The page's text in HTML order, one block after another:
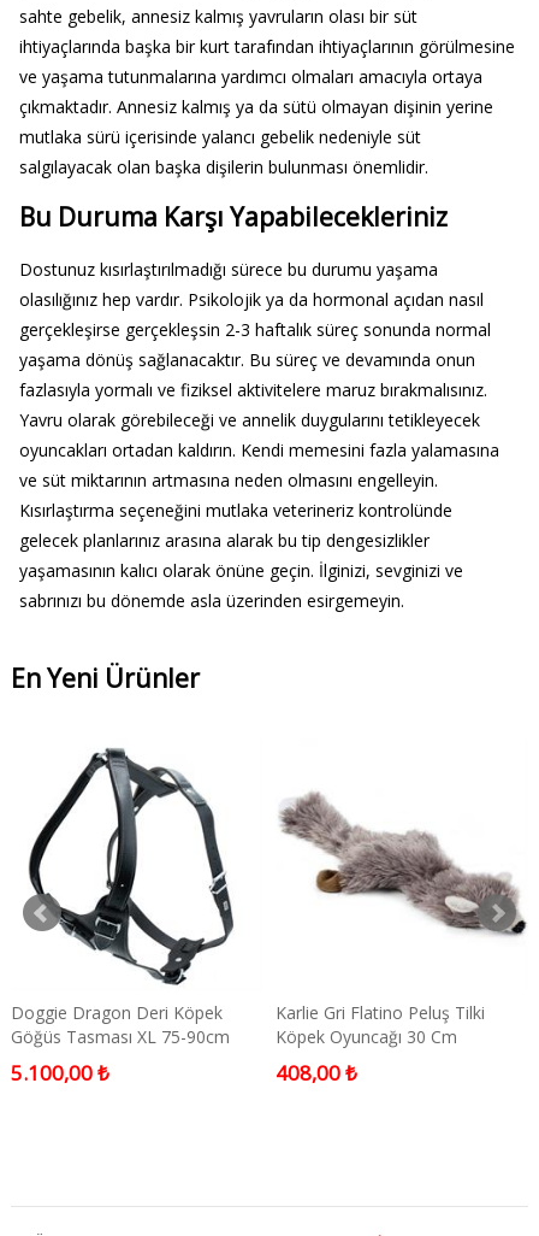
sahte gebelik, annesiz kalmış yavruların olası bir süt
ihtiyaçlarında başka bir kurt tarafından ihtiyaçlarının görülmesine
ve yaşama tutunmalarına yardımcı olmaları amacıyla ortaya
çıkmaktadır. Annesiz kalmış ya da sütü olmayan dişinin yerine
mutlaka sürü içerisinde yalancı gebelik nedeniyle süt
salgılayacak olan başka dişilerin bulunması önemlidir.
Bu Duruma Karşı Yapabilecekleriniz
Dostunuz kısırlaştırılmadığı sürece bu durumu yaşama
olasılığınız hep vardır. Psikolojik ya da hormonal açıdan nasıl
gerçekleşirse gerçekleşsin 2-3 haftalık süreç sonunda normal
yaşama dönüş sağlanacaktır. Bu süreç ve devamında onun
fazlasıyla yormalı ve fiziksel aktivitelere maruz bırakmalısınız.
Yavru olarak görebileceği ve annelik duygularını tetikleyecek
oyuncakları ortadan kaldırın. Kendi memesini fazla yalamasına
ve süt miktarının artmasına neden olmasını engelleyin.
Kısırlaştırma seçeneğini mutlaka veterineriz kontrolünde
gelecek planlarınız arasına alarak bu tip dengesizlikler
yaşamasının kalıcı olarak önüne geçin. İlginizi, sevginizi ve
sabrınızı bu dönemde asla üzerinden esirgemeyin.
En Yeni Ürünler
Doggie Dragon Deri Köpek
Göğüs Tasması XL 75-90cm
5.100,00 ₺
Karlie Gri Flatino Peluş Tilki
Köpek Oyuncağı 30 Cm
408,00 ₺